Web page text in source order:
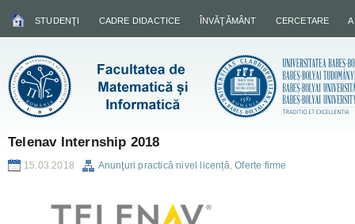
STUDENŢI CADRE DIDACTICE ÎNVĂŢĂMÂNT CERCETARE
Telenav Internship 2018
15.03.2018 Anunţuri practică nivel licență,Oferte firme